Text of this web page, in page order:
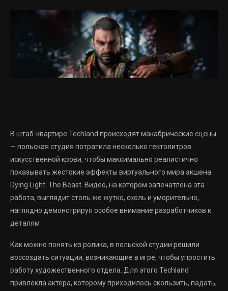
В штаб-квартире Techland происходят макабрические сцены
— польская студия потратила несколько гектолитров
искусственной крови, чтобы максимально реалистично
показывать жестокие эффекты виртуального мира экшена
Dying Light: The Beast. Видео, на котором запечатлена эта
работа, выглядит столь же жутко, сколь и уморительно,
наглядно демонстрируя особое внимание разработчиков к
деталям
Как можно понять из ролика, в польской студии решили
воссоздать ситуации, возникающие в игре, чтобы упростить
работу художественного отдела. Для этого Techland
привлекла актера, которому приходилось скользить, падать,